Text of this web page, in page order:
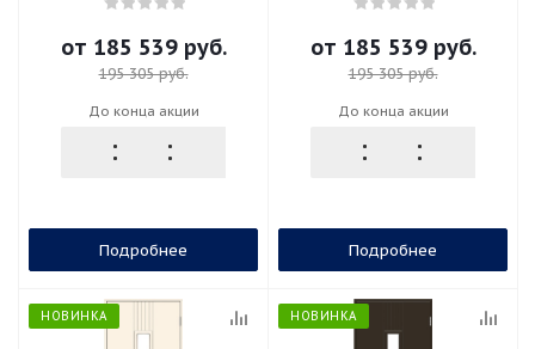
от 185 539 руб.
195 305 руб.
До конца акции
Подробнее
от 185 539 руб.
195 305 руб.
До конца акции
Подробнее
НОВИНКА НОВИНКА